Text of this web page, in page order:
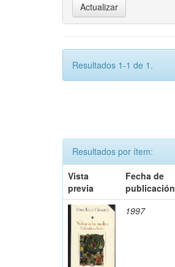
Resultados 1-1 de 1.
Resultados por ítem:
Vista
previa
Fecha de
publicación
1997